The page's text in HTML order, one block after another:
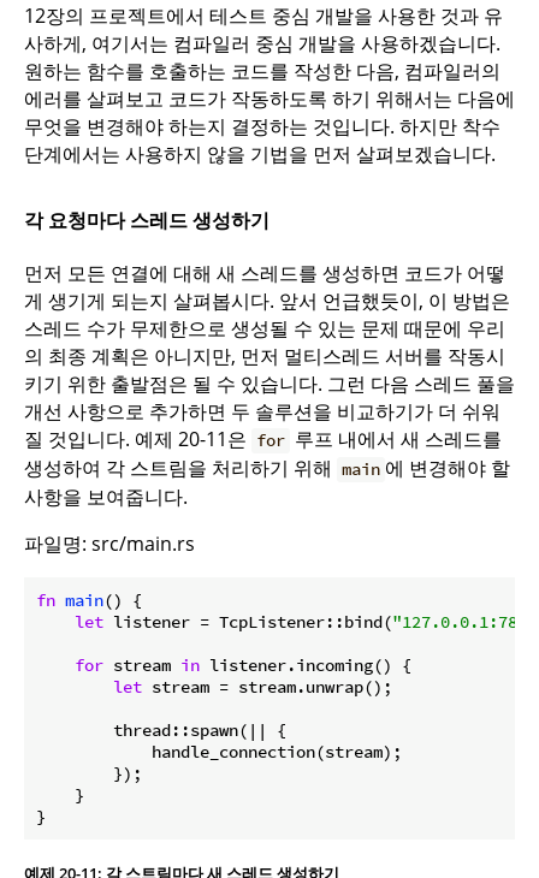
12장의 프로젝트에서 테스트 중심 개발을 사용한 것과 유
사하게, 여기서는 컴파일러 중심 개발을 사용하겠습니다.
원하는 함수를 호출하는 코드를 작성한 다음, 컴파일러의
에러를 살펴보고 코드가 작동하도록 하기 위해서는 다음에
무엇을 변경해야 하는지 결정하는 것입니다. 하지만 착수
단계에서는 사용하지 않을 기법을 먼저 살펴보겠습니다.
각 요청마다 스레드 생성하기
먼저 모든 연결에 대해 새 스레드를 생성하면 코드가 어떻
게 생기게 되는지 살펴봅시다. 앞서 언급했듯이, 이 방법은
스레드 수가 무제한으로 생성될 수 있는 문제 때문에 우리
의 최종 계획은 아니지만, 먼저 멀티스레드 서버를 작동시
키기 위한 출발점은 될 수 있습니다. 그런 다음 스레드 풀을
개선 사항으로 추가하면 두 솔루션을 비교하기가 더 쉬워
질 것입니다. 예제 20-11은 for 루프 내에서 새 스레드를
생성하여 각 스트림을 처리하기 위해 main 에 변경해야 할
사항을 보여줍니다.
파일명: src/main.rs
fn main() {
let listener = TcpListener::bind(
for stream in listener.incoming() {
let stream = stream.unwrap();
        thread::spawn(|| {
            handle_connection(stream);
        });
    }
예제 20-11: 각 스트림마다 새 스레드 생성하기